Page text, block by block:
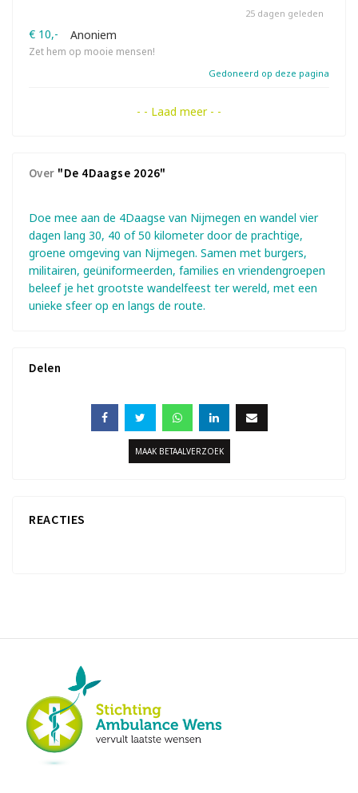
€ 10,- Anoniem
Zet hem op mooie mensen!
25 dagen geleden
Gedoneerd op deze pagina
- - Laad meer - -
Over "De 4Daagse 2026"
Doe mee aan de 4Daagse van Nijmegen en wandel vier
dagen lang 30, 40 of 50 kilometer door de prachtige,
groene omgeving van Nijmegen. Samen met burgers,
militairen, geüniformeerden, families en vriendengroepen
beleef je het grootste wandelfeest ter wereld, met een
unieke sfeer op en langs de route.
Delen
MAAK BETAALVERZOEK
REACTIES